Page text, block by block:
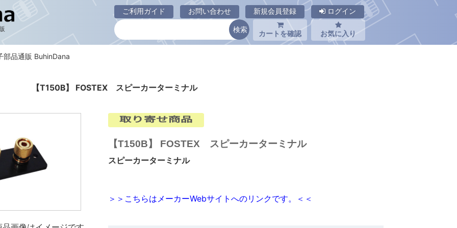
ご利用ガイド お問い合わせ 新規会員登録 ログイン
カートを確認 お気に入り
【T150B】 FOSTEX スピーカーターミナル
部品通販 BuhinDana
【T150B】 FOSTEX スピーカーターミナル
スピーカーターミナル
＞＞こちらはメーカーWebサイトへのリンクです。＜＜